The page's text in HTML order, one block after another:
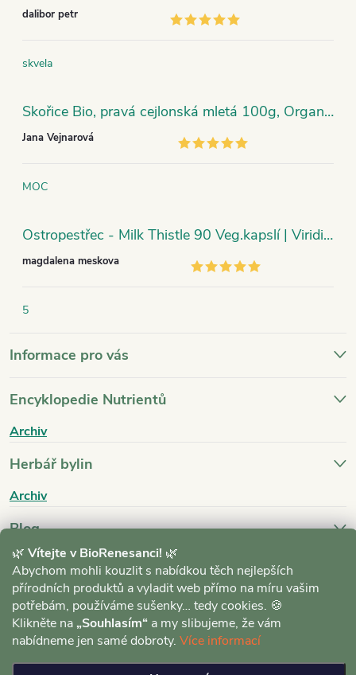
🌿 Vítejte v BioRenesanci! 🌿
Abychom mohli kouzlit s nabídkou těch nejlepších
přírodních produktů a vyladit web přímo na míru vašim
potřebám, používáme sušenky… tedy cookies. 🍪
Klikněte na „Souhlasím“ a my slibujeme, že vám
nabídneme jen samé dobroty. Více informací
dalibor petr
skvela
Skořice Bio, pravá cejlonská mletá 100g, Organic India
Jana Vejnarová
MOC
Ostropestřec - Milk Thistle 90 Veg.kapslí | Viridian
magdalena meskova
5
Informace pro vás
Encyklopedie Nutrientů
Archiv
Herbář bylin
Archiv
Blog
Archiv
Copyright 2026BioRenesance.cz. Všechna práva vyhrazena.Upravit